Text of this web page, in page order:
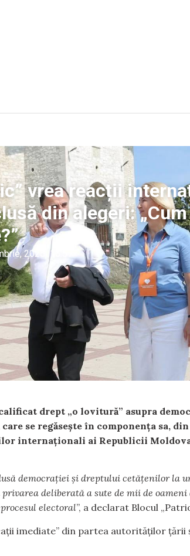
vrea reacții
din alegeri:
2025 16:57
drept „o lovitură” asupra
se regăsește în componența sa,
internaționali ai Republicii Moldova
democrației și dreptului cetățenilor la
deliberată a sute de mii de
electoral”, a declarat Blocul
imediate” din partea autorităților